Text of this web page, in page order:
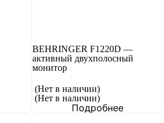
BEHRINGER F1220D —
активный двухполосный
монитор
(Нет в наличии)
(Нет в наличии)
Подробнее